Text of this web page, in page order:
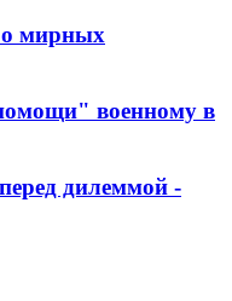
о мирных
военному в
дилеммой -